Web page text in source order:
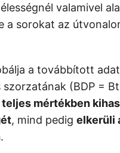
valamivel
a sorokat az
a továbbított
(BDP =
teljes mértékben
, mind pedig elkerüli
.